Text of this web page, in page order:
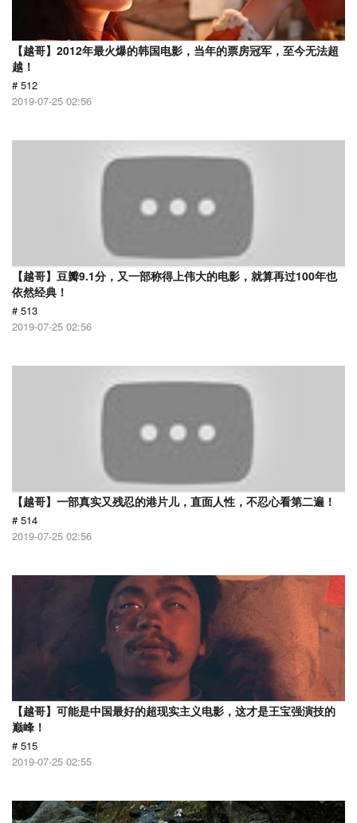
【越哥】2012年最火爆的韩国电影，当年的票房冠军，至今无法超
越！
# 512
2019-07-25 02:56
【越哥】豆瓣9.1分，又一部称得上伟大的电影，就算再过100年也
依然经典！
# 513
2019-07-25 02:56
【越哥】一部真实又残忍的港片儿，直面人性，不忍心看第二遍！
# 514
2019-07-25 02:56
【越哥】可能是中国最好的超现实主义电影，这才是王宝强演技的
巅峰！
# 515
2019-07-25 02:55